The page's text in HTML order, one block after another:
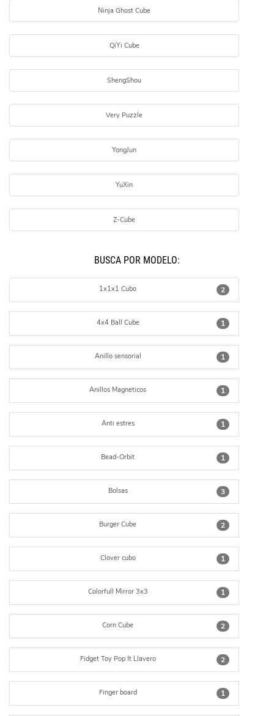
Ninja Ghost Cube
QiYi Cube
ShengShou
Very Puzzle
YongJun
YuXin
Z-Cube
BUSCÁ POR MODELO:
2
1x1x1 Cubo
1
4x4 Ball Cube
1
Anillo sensorial
1
Anillos Magneticos
1
Anti estres
1
Bead-Orbit
3
Bolsas
2
Burger Cube
1
Clover cubo
1
Colorfull Mirror 3x3
2
Corn Cube
2
Fidget Toy Pop It Llavero
1
Finger board